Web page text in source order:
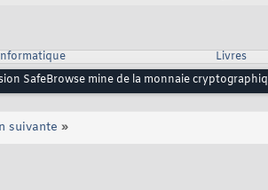
Livres
SafeBrowse mine de la monnaie
suivante »